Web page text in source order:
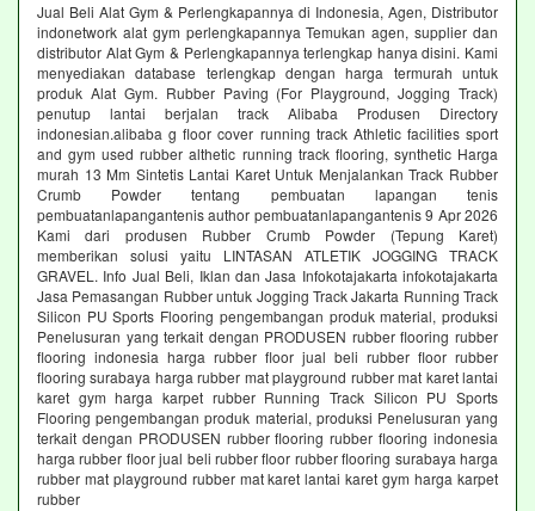
Jual Beli Alat Gym & Perlengkapannya di Indonesia, Agen, Distributor
indonetwork alat gym perlengkapannya Temukan agen, supplier dan
distributor Alat Gym & Perlengkapannya terlengkap hanya disini. Kami
menyediakan database terlengkap dengan harga termurah untuk
produk Alat Gym. Rubber Paving (For Playground, Jogging Track)
penutup lantai berjalan track Alibaba Produsen Directory
indonesian.alibaba g floor cover running track Athletic facilities sport
and gym used rubber althetic running track flooring, synthetic Harga
murah 13 Mm Sintetis Lantai Karet Untuk Menjalankan Track Rubber
Crumb Powder tentang pembuatan lapangan tenis
pembuatanlapangantenis author pembuatanlapangantenis 9 Apr 2026
Kami dari produsen Rubber Crumb Powder (Tepung Karet)
memberikan solusi yaitu LINTASAN ATLETIK JOGGING TRACK
GRAVEL. Info Jual Beli, Iklan dan Jasa Infokotajakarta infokotajakarta
Jasa Pemasangan Rubber untuk Jogging Track Jakarta Running Track
Silicon PU Sports Flooring pengembangan produk material, produksi
Penelusuran yang terkait dengan PRODUSEN rubber flooring rubber
flooring indonesia harga rubber floor jual beli rubber floor rubber
flooring surabaya harga rubber mat playground rubber mat karet lantai
karet gym harga karpet rubber Running Track Silicon PU Sports
Flooring pengembangan produk material, produksi Penelusuran yang
terkait dengan PRODUSEN rubber flooring rubber flooring indonesia
harga rubber floor jual beli rubber floor rubber flooring surabaya harga
rubber mat playground rubber mat karet lantai karet gym harga karpet
rubber